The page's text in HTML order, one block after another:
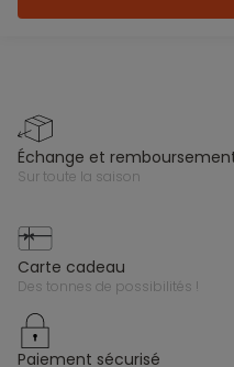
échange et
sur toute la saison
carte cadeau
des tonnes de possibilités !
paiement sécurisé